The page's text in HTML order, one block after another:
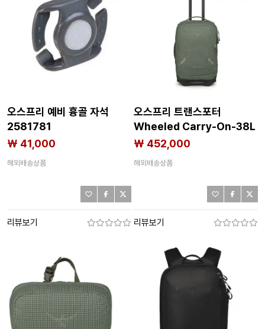
오스프리 예비 흉골 자석
2581781
₩ 41,000
해외배송상품
리뷰보기
오스프리 트랜스포터
Wheeled Carry-On-38L
캐리어 2143182928
₩ 452,000
해외배송상품
리뷰보기